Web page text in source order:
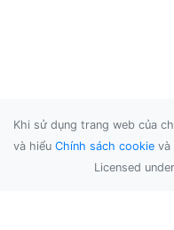
Khi sử dụng trang web của
và hiểu Chính sách cookie và
Licensed under